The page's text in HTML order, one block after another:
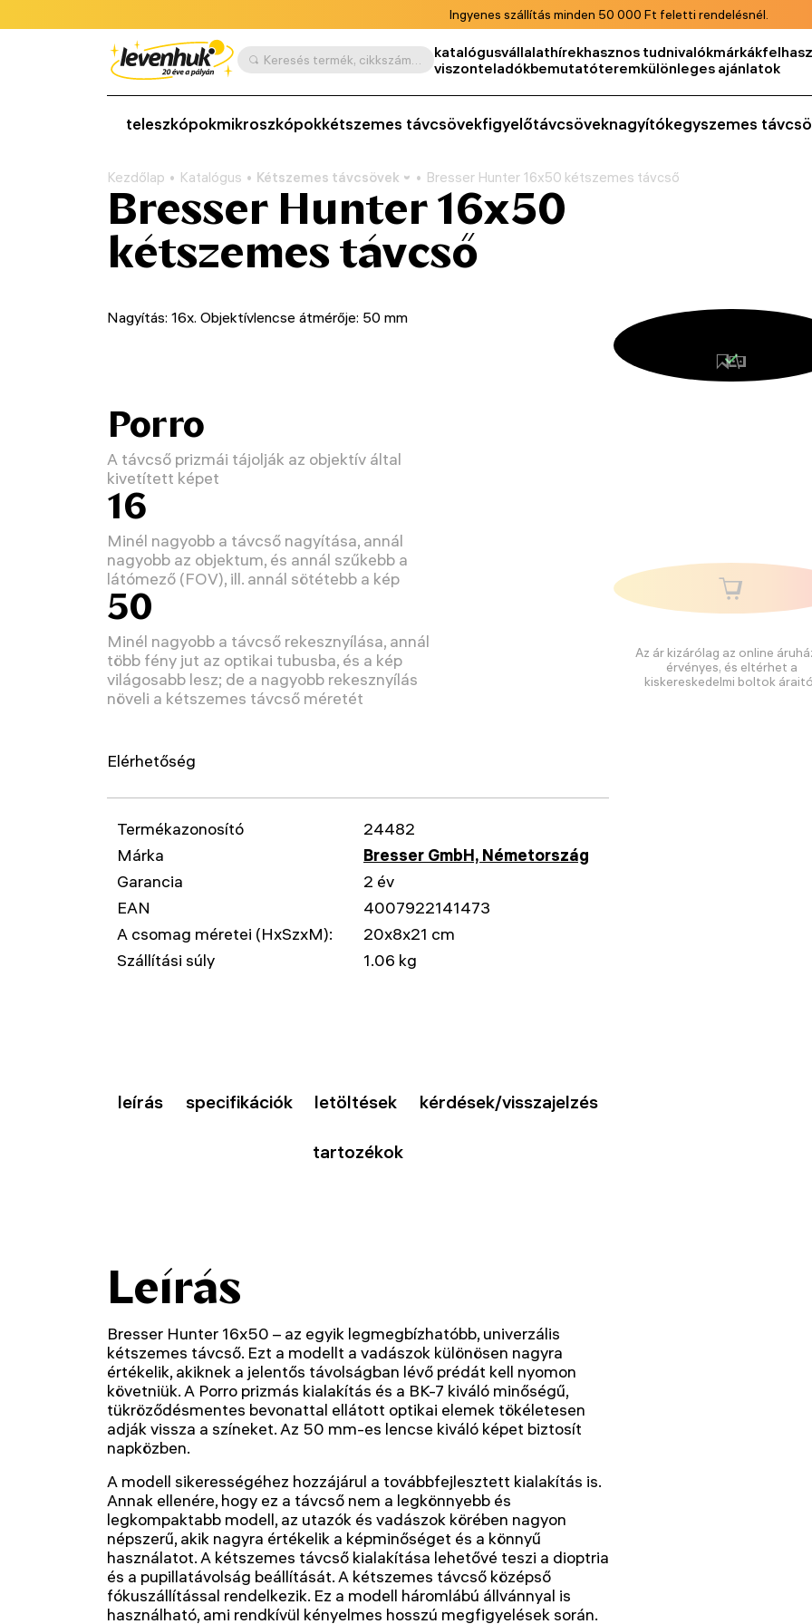
Ingyenes szállítás minden 50 000 Ft feletti rendelésnél.
Keresés termék, cikkszám, kategória stb. szerint katalógusvállalathírekhasznos tudnivalókmárkák
viszonteladókbemutatóteremkülönleges ajánlatok
teleszkópokmikroszkópokkétszemes távcsövekfigyelőtávcsöveknagyítókegyszemes
Kezdőlap Katalógus Kétszemes távcsövek Bresser Hunter 16x50 kétszemes távcső
Bresser Hunter 16x50
kétszemes távcső
Az ár kizárólag az online
érvényes, és eltérhet a
kiskereskedelmi boltok
Nagyítás: 16х. Objektívlencse átmérője: 50 mm
Porro
A távcső prizmái tájolják az objektív által
kivetített képet
16
Minél nagyobb a távcső nagyítása, annál
nagyobb az objektum, és annál szűkebb a
látómező (FOV), ill. annál sötétebb a kép
50
Minél nagyobb a távcső rekesznyílása, annál
több fény jut az optikai tubusba, és a kép
világosabb lesz; de a nagyobb rekesznyílás
növeli a kétszemes távcső méretét
Elérhetőség
Termékazonosító
24482
Márka
Bresser GmbH, Németország
Garancia
2 év
EAN
4007922141473
A csomag méretei (HxSzxM):
20x8x21 cm
Szállítási súly
1.06 kg
leírás specifikációk letöltések kérdések/visszajelzés
tartozékok
Leírás
Bresser Hunter 16x50 – az egyik legmegbízhatóbb, univerzális
kétszemes távcső. Ezt a modellt a vadászok különösen nagyra
értékelik, akiknek a jelentős távolságban lévő prédát kell nyomon
követniük. A Porro prizmás kialakítás és a BK-7 kiváló minőségű,
tükröződésmentes bevonattal ellátott optikai elemek tökéletesen
adják vissza a színeket. Az 50 mm-es lencse kiváló képet biztosít
napközben.
A modell sikerességéhez hozzájárul a továbbfejlesztett kialakítás is.
Annak ellenére, hogy ez a távcső nem a legkönnyebb és
legkompaktabb modell, az utazók és vadászok körében nagyon
népszerű, akik nagyra értékelik a képminőséget és a könnyű
használatot. A kétszemes távcső kialakítása lehetővé teszi a dioptria
és a pupillatávolság beállítását. A kétszemes távcső középső
fókuszállítással rendelkezik. Ez a modell háromlábú állvánnyal is
használható, ami rendkívül kényelmes hosszú megfigyelések során.